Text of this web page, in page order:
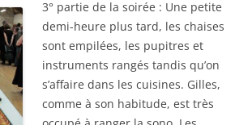
3° partie de la soirée : Une petite
demi-heure plus tard, les chaises
sont empilées, les pupitres et
instruments rangés tandis qu’on
s’affaire dans les cuisines. Gilles,
comme à son habitude, est très